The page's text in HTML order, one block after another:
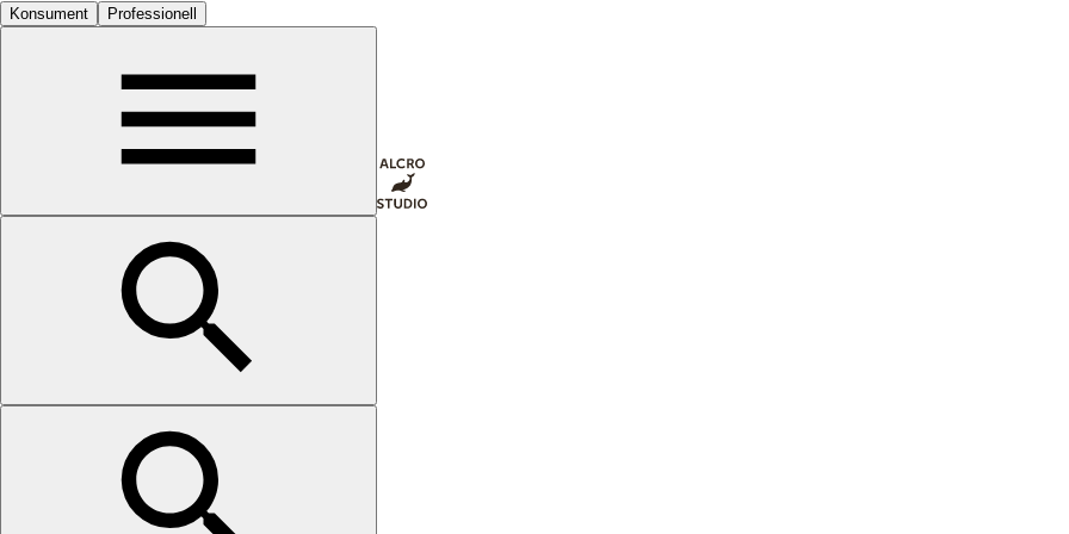
Konsument Professionell